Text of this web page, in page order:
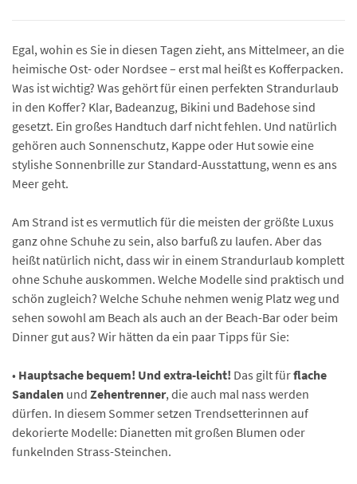
Egal, wohin es Sie in diesen Tagen zieht, ans Mittelmeer, an die
heimische Ost- oder Nordsee – erst mal heißt es Kofferpacken.
Was ist wichtig? Was gehört für einen perfekten Strandurlaub
in den Koffer? Klar, Badeanzug, Bikini und Badehose sind
gesetzt. Ein großes Handtuch darf nicht fehlen. Und natürlich
gehören auch Sonnenschutz, Kappe oder Hut sowie eine
stylishe Sonnenbrille zur Standard-Ausstattung, wenn es ans
Meer geht.
Am Strand ist es vermutlich für die meisten der größte Luxus
ganz ohne Schuhe zu sein, also barfuß zu laufen. Aber das
heißt natürlich nicht, dass wir in einem Strandurlaub komplett
ohne Schuhe auskommen. Welche Modelle sind praktisch und
schön zugleich? Welche Schuhe nehmen wenig Platz weg und
sehen sowohl am Beach als auch an der Beach-Bar oder beim
Dinner gut aus? Wir hätten da ein paar Tipps für Sie:
• Hauptsache bequem! Und extra-leicht! Das gilt fürflache
Sandalen und Zehentrenner, die auch mal nass werden
dürfen. In diesem Sommer setzen Trendsetterinnen auf
dekorierte Modelle: Dianetten mit großen Blumen oder
funkelnden Strass-Steinchen.